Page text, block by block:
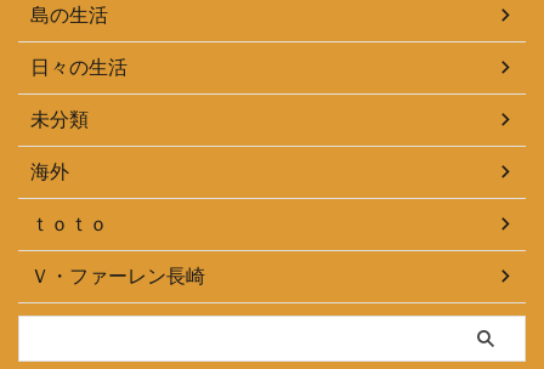
島の生活
日々の生活
未分類
海外
ｔｏｔｏ
Ｖ・ファーレン長崎